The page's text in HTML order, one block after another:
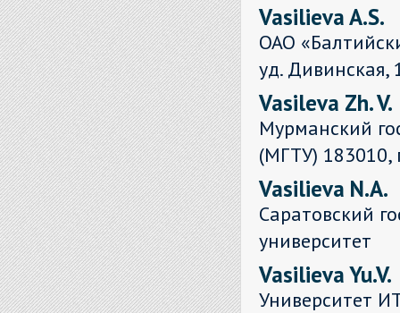
Vasilieva A.S.
ОАО
уд. Дивинская,
Vasileva Zh. V.
Мурманский
(МГТУ) 183010,
Vasilieva N.A.
Саратовский
университет
Vasilieva Yu.V.
Университет